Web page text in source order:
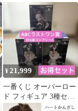
¥21,999
一番くじ オーバーロー
ド フィギュア 3種セッ
ト 下位賞コンプリート